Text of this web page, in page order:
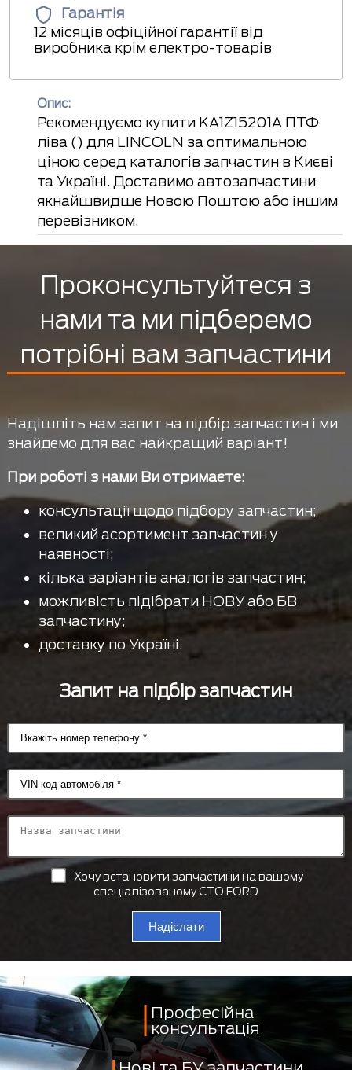
Гарантія
12 місяців офіційної гарантії від
виробника крім електро-товарів
Опис:
Рекомендуємо купити KA1Z15201A ПТФ
ліва () для LINCOLN за оптимальною
ціною серед каталогів запчастин в Києві
та Україні. Доставимо автозапчастини
якнайшвидше Новою Поштою або іншим
перевізником.
Проконсультуйтеся з
нами та ми підберемо
потрібні вам запчастини
Надішліть нам запит на підбір запчастин і ми
знайдемо для вас найкращий варіант!
При роботі з нами Ви отримаєте:
консультації щодо підбору запчастин;
великий асортимент запчастин у
наявності;
кілька варіантів аналогів запчастин;
можливість підібрати НОВУ або БВ
запчастину;
доставку по Україні.
Запит на підбір запчастин
Хочу встановити запчастини на вашому
спеціалізованому СТО FORD
Надіслати
Професійна
консультація